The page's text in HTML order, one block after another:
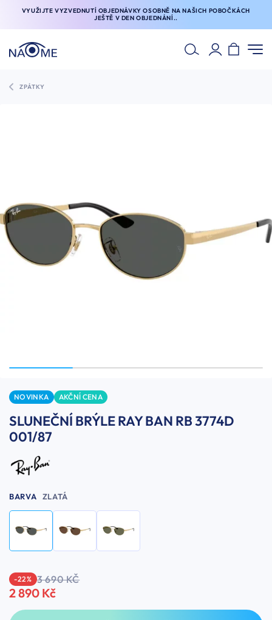
VYUŽIJTE VYZVEDNUTÍ OBJEDNÁVKY OSOBNĚ NA NAŠICH POBOČKÁCH
JEŠTĚ V DEN OBJEDNÁNÍ..
ZPÁTKY
NOVINKA AKČNÍ CENA
SLUNEČNÍ BRÝLE RAY BAN RB 3774D
001/87
BARVA ZLATÁ
-22 % 3 690 KČ
2 890 Kč